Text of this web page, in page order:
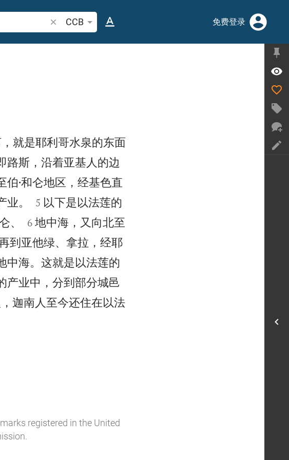
搜索圣经经文或单词
CCB 免费登录
就是耶利哥水泉的东面
路斯，沿着亚基人的边
·和仑地区，经基色直
。 

5 以下是以法莲的
、


6 地中海，又向北至
到亚他绿、拿拉，经耶
中海。这就是以法莲的
产业中，分到部分城邑
迦南人至今还住在以法
registered in the United